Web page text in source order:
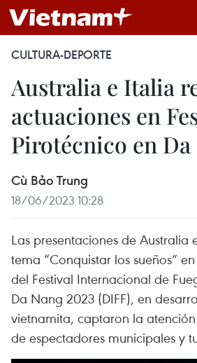
CULTURA-DEPORTE
Australia e Italia
actuaciones en
Pirotécnico en Da
Cù Bảo Trung
18/06/2023 10:28
Las presentaciones de Australia
tema “Conquistar los sueños”
del Festival Internacional de
Da Nang 2023 (DIFF), en
vietnamita, captaron la
de espectadores municipales y